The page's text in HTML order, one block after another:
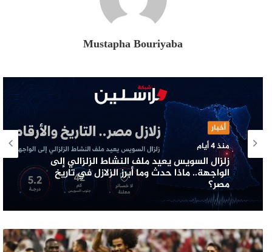
Mustapha Bouriyaba
أخبار
منذ 4 أيام
زلزال السويس يعيد ملف النشاط الزلزالي إلى
الواجهة.. ماذا حدث وما أبرز الزلازل في تاريخ
مصر؟